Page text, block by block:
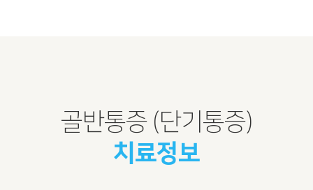
골반통증 (단기통증)
치료정보